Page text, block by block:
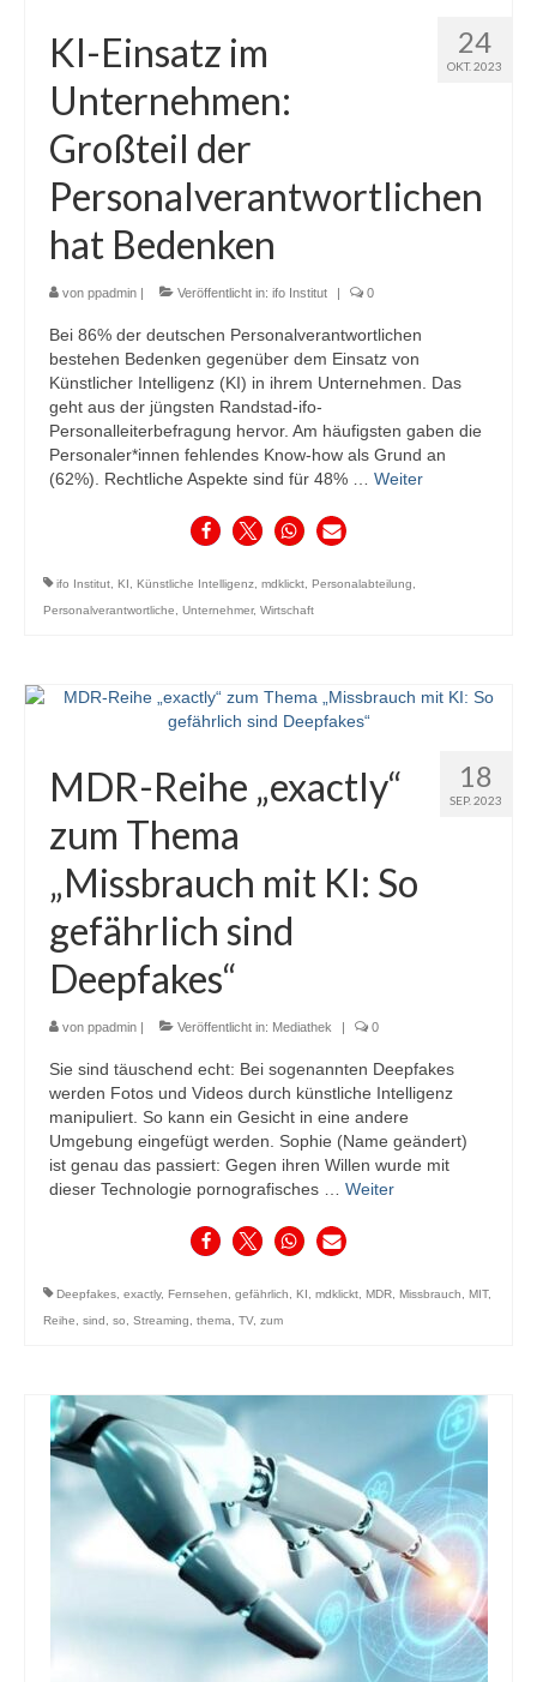
24
OKT. 2023
KI-Einsatz im
Unternehmen:
Großteil der
Personalverantwortlichen
hat Bedenken
von ppadmin | Veröffentlicht in: ifo Institut | 0
Bei 86% der deutschen Personalverantwortlichen
bestehen Bedenken gegenüber dem Einsatz von
Künstlicher Intelligenz (KI) in ihrem Unternehmen. Das
geht aus der jüngsten Randstad-ifo-
Personalleiterbefragung hervor. Am häufigsten gaben die
Personaler*innen fehlendes Know-how als Grund an
(62%). Rechtliche Aspekte sind für 48% … Weiter
ifo Institut KI Künstliche Intelligenz mdklickt Personalabteilung
Personalverantwortliche
Unternehmer, Wirtschaft
18
SEP. 2023
MDR-Reihe „exactly“
zum Thema
„Missbrauch mit KI: So
gefährlich sind
Deepfakes“
von ppadmin | Veröffentlicht in: Mediathek | 0
Sie sind täuschend echt: Bei sogenannten Deepfakes
werden Fotos und Videos durch künstliche Intelligenz
manipuliert. So kann ein Gesicht in eine andere
Umgebung eingefügt werden. Sophie (Name geändert)
ist genau das passiert: Gegen ihren Willen wurde mit
dieser Technologie pornografisches … Weiter
Deepfakes exactly, Fernsehen gefährlich KI mdklickt MDR Missbrauch MIT,
Reihe
sind so Streaming thema TV, zum